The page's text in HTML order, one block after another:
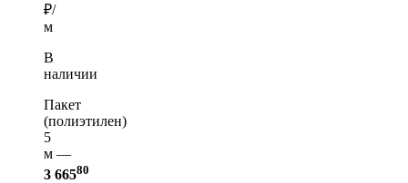
₽/
м
В
наличии
Пакет
(полиэтилен)
5
м —
3 66580